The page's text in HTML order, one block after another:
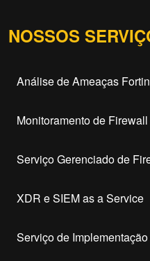
NOSSOS
Análise de Ameaças
Monitoramento de Firewall
Serviço Gerenciado de
XDR e SIEM as a Service
Serviço de